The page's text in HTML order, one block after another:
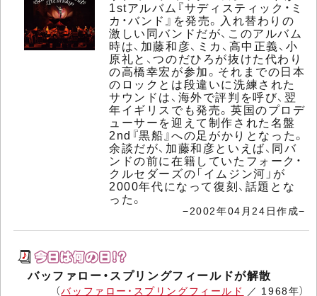
1stアルバム『サディスティック・ミ
カ・バンド』を発売。入れ替わりの
激しい同バンドだが、このアルバム
時は、加藤和彦、ミカ、高中正義、小
原礼と、つのだひろが抜けた代わり
の高橋幸宏が参加。それまでの日本
のロックとは段違いに洗練された
サウンドは、海外で評判を呼び、翌
年イギリスでも発売。英国のプロデ
ューサーを迎えて制作された名盤
2nd『黒船』への足がかりとなった。
余談だが、加藤和彦といえば、同バ
ンドの前に在籍していたフォーク・
クルセダーズの「イムジン河」が
2000年代になって復刻、話題とな
った。
−2002年04月24日作成−
バッファロー・スプリングフィールドが解散
（バッファロー・スプリングフィールド ／ 1968年）